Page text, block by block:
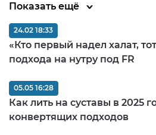
Показать ещё
«Кто первый надел халат,
подхода на нутру под FR
24.02 18:33
Как лить на суставы в 2025
конвертящих подходов
05.05 16:28